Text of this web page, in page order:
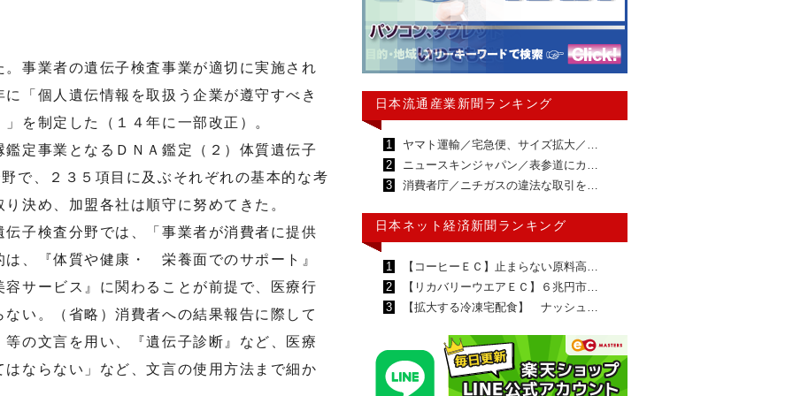
事業者の遺伝子検査事業が適切に実施され
「個人遺伝情報を取扱う企業が遵守すべき
を制定した（１４年に一部改正）。
定事業となるＤＮＡ鑑定（２）体質遺伝子
で、２３５項目に及ぶそれぞれの基本的な考
決め、加盟各社は順守に努めてきた。
子検査分野では、「事業者が消費者に提供
は、『体質や健康・ 栄養面でのサポート』
サービス』に関わることが前提で、医療行
い。（省略）消費者への結果報告に際して
の文言を用い、『遺伝子診断』など、医療
ならない」など、文言の使用方法まで細か
日本流通産業新聞ランキング
1
ヤマト運輸／宅急便、サイズ拡大／…
2
ニュースキンジャパン／表参道にカ…
3
消費者庁／ニチガスの違法な取引を…
日本ネット経済新聞ランキング
1
【コーヒーＥＣ】止まらない原料高…
2
【リカバリーウエアＥＣ】６兆円市…
3
【拡大する冷凍宅配食】 ナッシュ…